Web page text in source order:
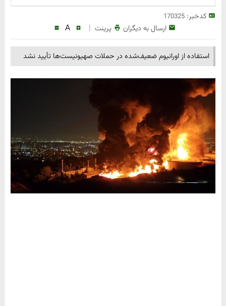
کدخبر:170325
ارسال به دیگران پرینت |
A
استفاده از اورانیوم ضعیف‌شده در حملات صهیونیست‌ها تأیید نشد